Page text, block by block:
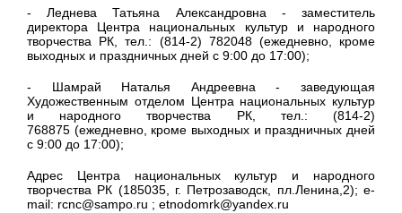
- Леднева Татьяна Александровна - заместитель
директора Центра национальных культур и народного
творчества РК, тел.: (814-2) 782048 (ежедневно, кроме
выходных и праздничных дней с 9:00 до 17:00);
- Шамрай Наталья Андреевна - заведующая
Художественным отделом Центра национальных культур
и народного творчества РК, тел.: (814-2)
768875 (ежедневно, кроме выходных и праздничных дней
с 9:00 до 17:00);
Адрес Центра национальных культур и народного
творчества РК (185035, г. Петрозаводск, пл.Ленина,2); e-
mail: rcnc@sampo.ru ; etnodomrk@yandex.ru